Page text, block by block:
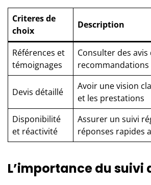
Criteres de
choix
Description
Références et
témoignages
Consulter des
recommandations
Devis détaillé
Avoir une vision
et les prestations
Disponibilité
et réactivité
Assurer un suivi
réponses rapides
L’importance du suivi